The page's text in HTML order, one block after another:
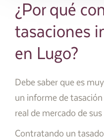
¿Por qué
tasaciones
en Lugo?
Debe saber que es
un informe de
real de mercado de
Contratando un